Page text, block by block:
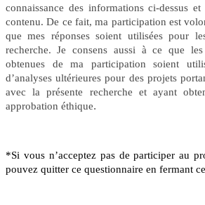
connaissance des informations ci-dessus
contenu. De ce fait, ma participation est
que mes réponses soient utilisées pour
recherche. Je consens aussi à ce que les
obtenues de ma participation soient
d’analyses ultérieures pour des projets
avec la présente recherche et ayant
approbation éthique.
*Si vous n’acceptez pas de participer au
pouvez quitter ce questionnaire en fermant